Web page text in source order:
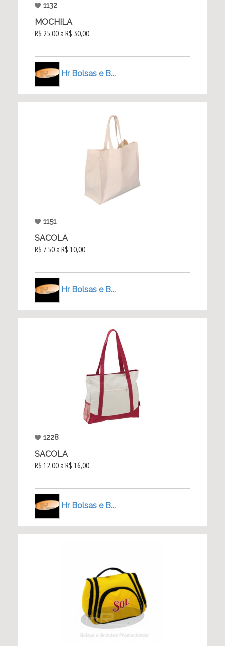
1132
MOCHILA
R$ 25,00 a R$ 30,00
Hr Bolsas e B...
1151
SACOLA
R$ 7,50 a R$ 10,00
Hr Bolsas e B...
1228
SACOLA
R$ 12,00 a R$ 16,00
Hr Bolsas e B...